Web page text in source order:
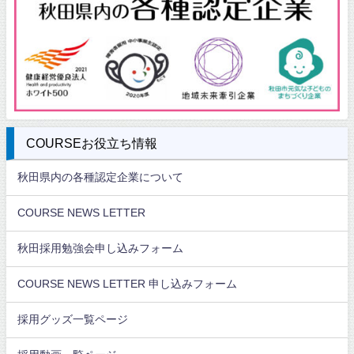
COURSEお役立ち情報
秋田県内の各種認定企業について
COURSE NEWS LETTER
秋田採用勉強会申し込みフォーム
COURSE NEWS LETTER 申し込みフォーム
採用グッズ一覧ページ